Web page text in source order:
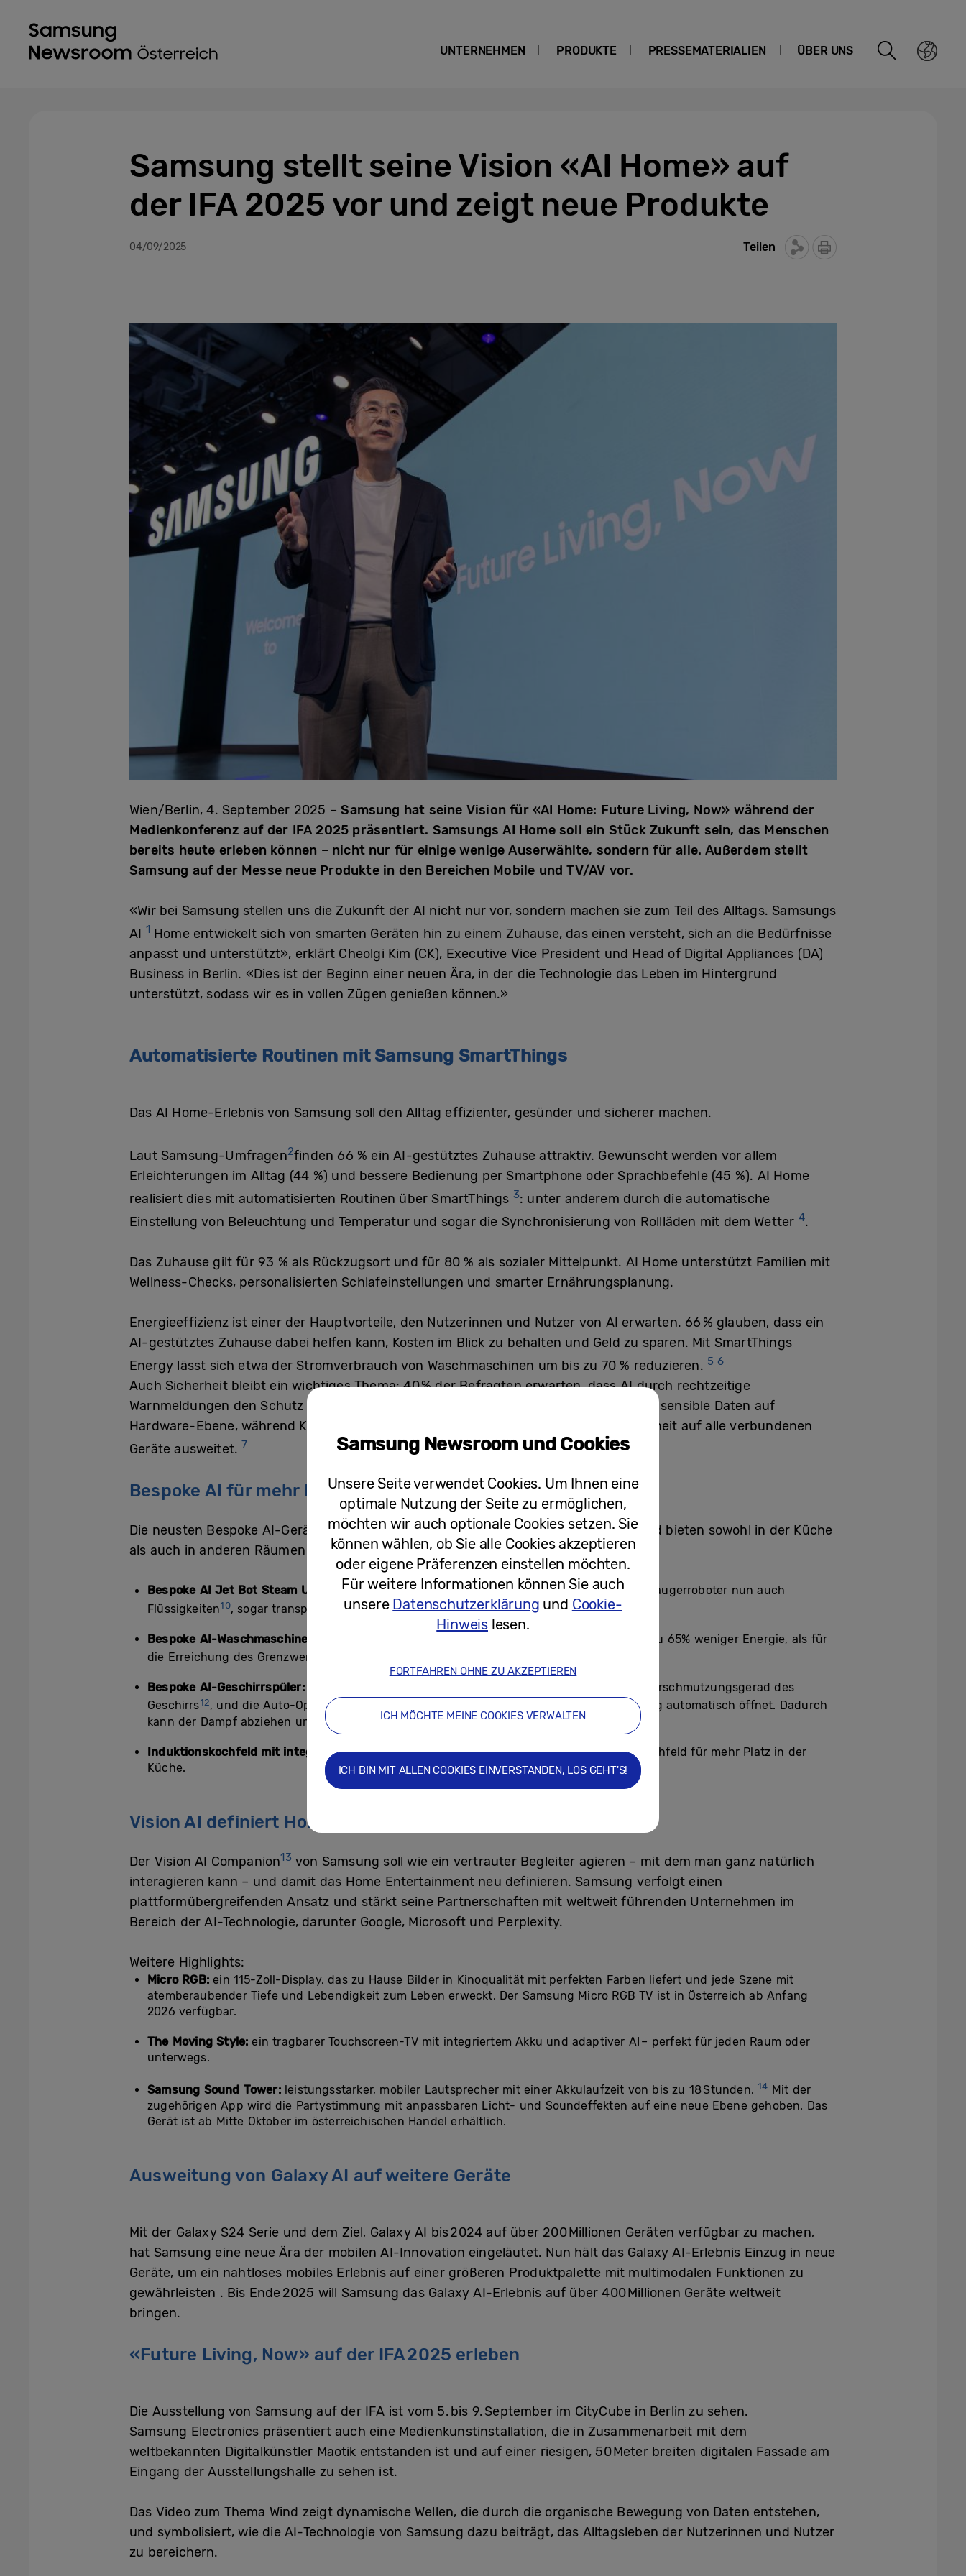
UNTERNEHMEN PRODUKTE PRESSEMATERIALIEN ÜBER UNS
Samsung stellt seine Vision «AI Home» auf
der IFA 2025 vor und zeigt neue Produkte
04/09/2025 Teilen
Wien/Berlin, 4. September 2025 –Samsung hat seine Vision für «AI Home: Future Living, Now» während der
Medienkonferenz auf der IFA 2025 präsentiert. Samsungs AI Home soll ein Stück Zukunft sein, das Menschen
bereits heute erleben können – nicht nur für einige wenige Auserwählte, sondern für alle. Außerdem stellt
Samsung auf der Messe neue Produkte in den Bereichen Mobile und TV/AV vor.
«Wir bei Samsung stellen uns die Zukunft der AI nicht nur vor, sondern machen sie zum Teil des Alltags. Samsungs
AI 1Home entwickelt sich von smarten Geräten hin zu einem Zuhause, das einen versteht, sich an die Bedürfnisse
anpasst und unterstützt», erklärt Cheolgi Kim (CK), Executive Vice President und Head of Digital Appliances (DA)
Business in Berlin. «Dies ist der Beginn einer neuen Ära, in der die Technologie das Leben im Hintergrund
unterstützt, sodass wir es in vollen Zügen genießen können.»
Automatisierte Routinen mit Samsung SmartThings
Das AI Home-Erlebnis von Samsung soll den Alltag effizienter, gesünder und sicherer machen.
Laut Samsung-Umfragen2finden 66 % ein AI-gestütztes Zuhause attraktiv. Gewünscht werden vor allem
Erleichterungen im Alltag (44 %) und bessere Bedienung per Smartphone oder Sprachbefehle (45 %). AI Home
realisiert dies mit automatisierten Routinen über SmartThings 3: unter anderem durch die automatische
Einstellung von Beleuchtung und Temperatur und sogar die Synchronisierung von Rollläden mit dem Wetter 4.
Das Zuhause gilt für 93 % als Rückzugsort und für 80 % als sozialer Mittelpunkt. AI Home unterstützt Familien mit
Wellness-Checks, personalisierten Schlafeinstellungen und smarter Ernährungsplanung.
Energieeffizienz ist einer der Hauptvorteile, den Nutzerinnen und Nutzer von AI erwarten. 66 % glauben, dass ein
AI-gestütztes Zuhause dabei helfen kann, Kosten im Blick zu behalten und Geld zu sparen. Mit SmartThings
Energy lässt sich etwa der Stromverbrauch von Waschmaschinen um bis zu 70 % reduzieren. 5 6
Auch Sicherheit bleibt ein wichtiges Thema: 40 % der Befragten erwarten, dass AI durch rechtzeitige
Warnmeldungen den Schutz ihres Zuhauses verbessert. Samsung Knox Vault schützt sensible Daten auf
Hardware-Ebene, während Knox Matrix den Schutz mit systemübergreifender Sicherheit auf alle verbundenen
Geräte ausweitet. 7
Bespoke AI für mehr Komfort
Die neusten Bespoke AI-Geräte 8von Samsung bringen zusätzliche AI-Funktionen und bieten sowohl in der Küche
als auch in anderen Räumen ein optimiertes Wohnerlebnis:
Bespoke AI Jet Bot Steam Ultra: Dank verbesserter AI-Objekterkennung9kann der Staubsaugerroboter nun auch
Flüssigkeiten10, sogar transparente, erkennen.
Bespoke AI-Waschmaschine:
AI Wash+ passt sich an die Kleidung an und verbraucht bis zu 65% weniger Energie, als für
die Erreichung des Grenzwerts der Energieeffizienzklasse A benötigt wird.
Bespoke AI-Geschirrspüler:
AI Wash optimiert den Reinigungszyklus entsprechend dem Verschmutzungsgerad des
Geschirrs12, und die Auto-Open-Funktion sorgt dafür, dass sich die Tür nach dem Spülgang automatisch öffnet. Dadurch
kann der Dampf abziehen und das Geschirr schneller trocknen.
Induktionskochfeld mit integriertem Dunstabzug:Integration des Dunstabzugs in das Kochfeld für mehr Platz in der
Küche.
Vision AI definiert Home Entertainment neu
Der Vision AI Companion13 von Samsung soll wie ein vertrauter Begleiter agieren – mit dem man ganz natürlich
interagieren kann – und damit das Home Entertainment neu definieren. Samsung verfolgt einen
plattformübergreifenden Ansatz und stärkt seine Partnerschaften mit weltweit führenden Unternehmen im
Bereich der AI-Technologie, darunter Google, Microsoft und Perplexity.
Weitere Highlights:
Micro RGB:ein 115-Zoll-Display, das zu Hause Bilder in Kinoqualität mit perfekten Farben liefert und jede Szene mit
atemberaubender Tiefe und Lebendigkeit zum Leben erweckt. Der Samsung Micro RGB TV ist in Österreich ab Anfang
2026 verfügbar.
The Moving Style:ein tragbarer Touchscreen-TV mit integriertem Akku und adaptiver AI – perfekt für jeden Raum oder
unterwegs.
Samsung Sound Tower: leistungsstarker, mobiler Lautsprecher mit einer Akkulaufzeit von bis zu 18 Stunden.14 Mit der
zugehörigen App wird die Partystimmung mit anpassbaren Licht- und Soundeffekten auf eine neue Ebene gehoben. Das
Gerät ist ab Mitte Oktober im österreichischen Handel erhältlich.
Ausweitung von Galaxy AI auf weitere Geräte
Mit der Galaxy S24 Serie und dem Ziel, Galaxy AI bis 2024 aufüber 200 Millionen Geräten verfügbar zu machen,
hat Samsung eine neue Ära der mobilenAI-Innovation eingeläutet. Nun hält das Galaxy AI-Erlebnis Einzug in neue
Geräte, um ein nahtloses mobiles Erlebnis auf einer größeren Produktpalette mit multimodalen Funktionen zu
gewährleisten . Bis Ende 2025 will Samsung das Galaxy AI-Erlebnis auf über 400 Millionen Geräte weltweit
bringen.
«Future Living, Now» auf der IFA 2025 erleben
Die Ausstellung von Samsung auf der IFA ist vom 5. bis 9. September im CityCube in Berlin zu sehen.
Samsung Electronics präsentiert auch eine Medienkunstinstallation, die in Zusammenarbeit mit dem
weltbekannten Digitalkünstler Maotik entstanden ist und auf einer riesigen, 50 Meter breiten digitalen Fassade am
Eingang der Ausstellungshalle zu sehen ist.
Das Video zum Thema Wind zeigt dynamische Wellen, die durch die organische Bewegung von Daten entstehen,
und symbolisiert, wie die AI-Technologie von Samsung dazu beiträgt, das Alltagsleben der Nutzerinnen und Nutzer
zu bereichern.
Samsung Newsroom und Cookies
Unsere Seite verwendet Cookies. Um Ihnen eine
optimale Nutzung der Seite zu ermöglichen,
möchten wir auch optionale Cookies setzen. Sie
können wählen, ob Sie alle Cookies akzeptieren
oder eigene Präferenzen einstellen möchten.
Für weitere Informationen können Sie auch
unsere Datenschutzerklärung und Cookie-
Hinweis lesen.
FORTFAHREN OHNE ZU AKZEPTIEREN
ICH MÖCHTE MEINE COOKIES VERWALTEN
ICH BIN MIT ALLEN COOKIES EINVERSTANDEN, LOS GEHT'S!